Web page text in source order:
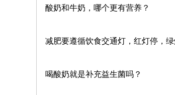
酸奶和牛奶，哪个更有营养？
减肥要遵循饮食交通灯，红灯停，绿
喝酸奶就是补充益生菌吗？